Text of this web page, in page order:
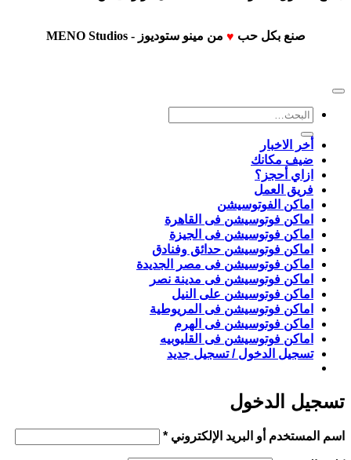
صنع بكل حب ♥ من مينو ستوديوز - MENO Studios
البحث
أخر الاخبار
ضيف مكانك
ازاي أحجز؟
فريق العمل
اماكن الفوتوسيشن
اماكن فوتوسيشن فى القاهرة
اماكن فوتوسيشن فى الجيزة
اماكن فوتوسيشن حدائق وفنادق
اماكن فوتوسيشن فى مصر الجديدة
اماكن فوتوسيشن فى مدينة نصر
اماكن فوتوسيشن على النيل
اماكن فوتوسيشن فى المريوطية
اماكن فوتوسيشن فى الهرم
اماكن فوتوسيشن فى القليوبيه
تسجيل الدخول / تسجيل جديد
تسجيل الدخول
اسم المستخدم أو البريد الإلكتروني *مطلوبة